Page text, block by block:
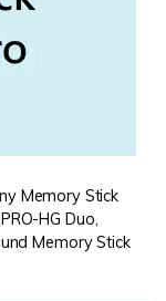
Memory Stick
HG Duo,
Memory Stick